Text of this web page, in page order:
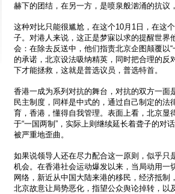
赫下的团结，在另一方，是喷泉般汹涌的抗议
这种对比只能很尴尬，在这个10月1日，在这
子。对港人来说，这正是梦寐以求的提醒世界
会：在除去反送中，他们指责北京企图颠覆以“
的承诺，北京设法吸纳精英，同时把合理的反
下才能拯救，这就是普选议员，普选特首。
香港一成为系列对抗的舞台，对抗的双方一面
民主制度，同样是中式的，通过自己制定的法
育，香港，懂得自我管理。表面上看，北京显
于“一国两制”，实际上则继续延长着聋子的对
被严重地歪曲。
如果说领导人还在尽力配合这一原则，似乎只
机会。在香港社会运动爆发以来，当局动用一
网络，新近从中国大陆来港的移民，经济抵制
北京故意让局势恶化，指望公众舆论掉转，以